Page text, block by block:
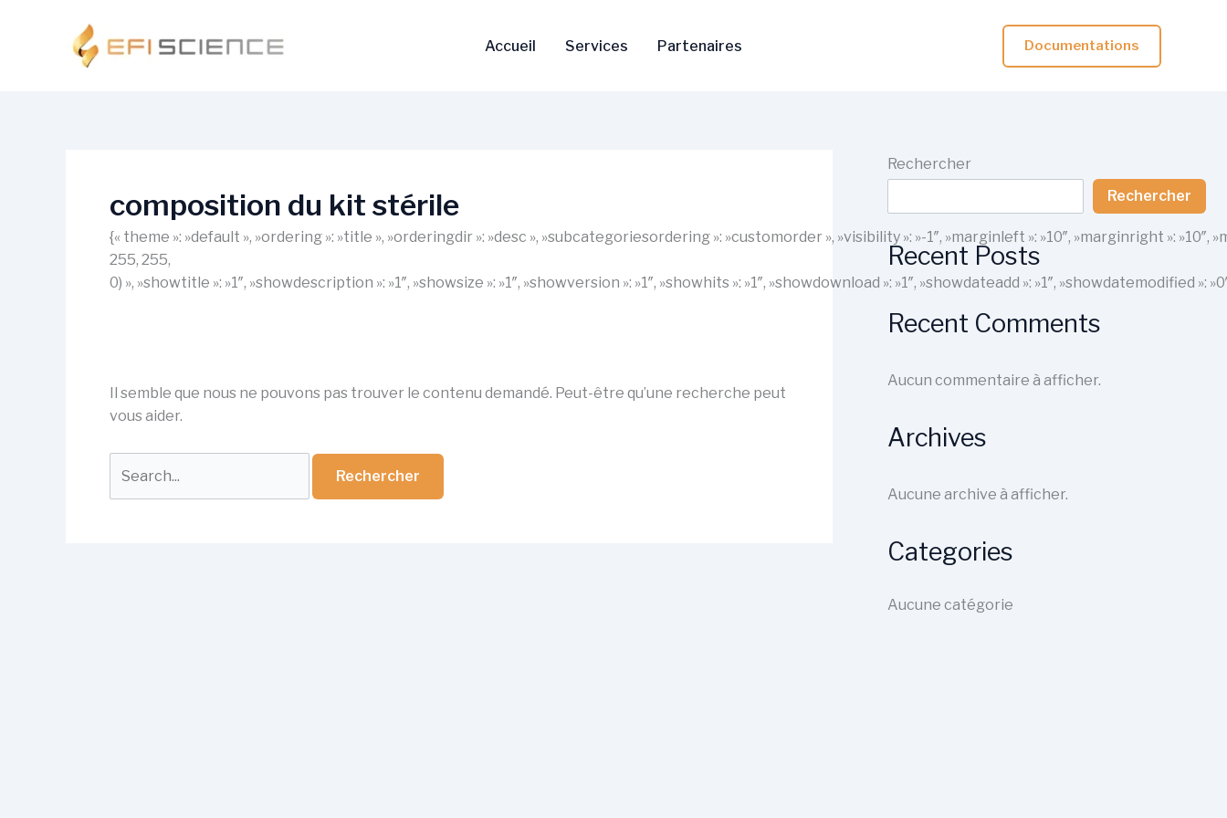
Accueil Services Partenaires Documentations
composition du kit stérile
{« theme »: »default », »ordering »: »title », »orderingdir »: »desc », »subcategoriesordering »: »customorder », »visibility »: »-1″, »marginleft »: »10″, »marginright »:
255, 255,
0) », »showtitle »: »1″, »showdescription »: »1″, »showsize »: »1″, »showversion »: »1″, »showhits »: »1″, »showdownload »: »1″, »showdateadd »: »1″,
Il semble que nous ne pouvons pas trouver le contenu demandé. Peut-être qu’une recherche peut
vous aider.
Rechercher
Rechercher
Recent Posts
Recent Comments
Aucun commentaire à afficher.
Archives
Aucune archive à afficher.
Categories
Aucune catégorie